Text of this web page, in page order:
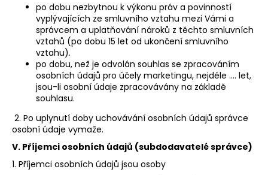
po dobu nezbytnou k výkonu práv a povinností
vyplývajících ze smluvního vztahu mezi Vámi a
správcem a uplatňování nároků z těchto smluvních
vztahů (po dobu 15 let od ukončení smluvního
vztahu).
po dobu, než je odvolán souhlas se zpracováním
osobních údajů pro účely marketingu, nejdéle …. let,
jsou-li osobní údaje zpracovávány na základě
souhlasu.
2. Po uplynutí doby uchovávání osobních údajů správce
osobní údaje vymaže.
V. Příjemci osobních údajů (subdodavatelé správce)
1. Příjemci osobních údajů jsou osoby